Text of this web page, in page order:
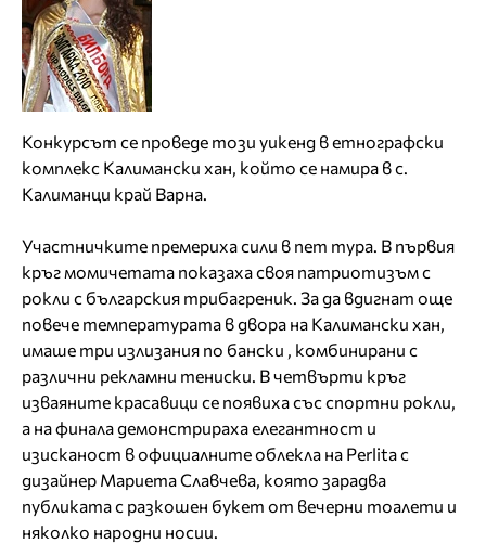
Конкурсът се проведе този уикенд в етнографски
комплекс Калимански хан, който се намира в с.
Калиманци край Варна.
Участничките премериха сили в пет тура. В първия
кръг момичетата показаха своя патриотизъм с
рокли с българския трибагреник. За да вдигнат още
повече температурата в двора на Калимански хан,
имаше три излизания по бански
, комбинирани с
различни рекламни тениски. В четвърти кръг
изваяните красавици се появиха със спортни рокли,
а на финала демонстрираха елегантност и
изисканост в официалните облекла на Perlita с
дизайнер Мариета Славчева, която зарадва
публиката с разкошен букет от вечерни тоалети и
няколко народни носии.